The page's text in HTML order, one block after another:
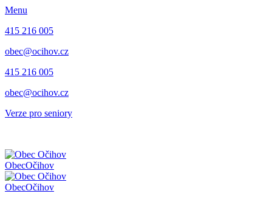
Menu
415 216 005
obec@ocihov.cz
415 216 005
obec@ocihov.cz
Verze pro seniory
ObecOčihov
ObecOčihov